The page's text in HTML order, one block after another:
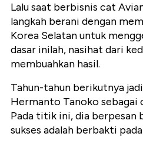
Lalu saat berbisnis cat
langkah berani dengan
Korea Selatan untuk
dasar inilah, nasihat dari
membuahkan hasil.
Tahun-tahun berikutnya
Hermanto Tanoko sebagai
Pada titik ini, dia berpesan
sukses adalah berbakti